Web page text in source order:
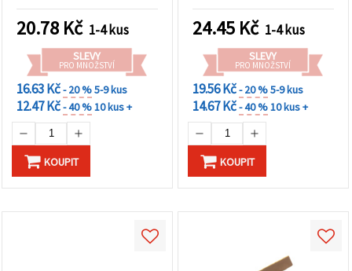
20.78 Kč 1-4 kus
SLEVY
PRO MNOŽSTVÍ
16.63 Kč- 20 %5-9 kus
12.47 Kč- 40 %10 kus +
KOUPIT
24.45 Kč 1-4 kus
SLEVY
PRO MNOŽSTVÍ
19.56 Kč- 20 %5-9 kus
14.67 Kč- 40 %10 kus +
KOUPIT